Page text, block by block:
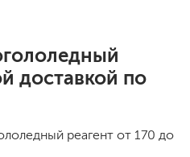
доставкой по
реагент от 170 до